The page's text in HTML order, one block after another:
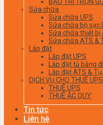
Sửa chữa
Sửa chữa UPS
Sửa chữa bộ sạc
Sửa chữa thiết bị
Sửa chữa ATS &
Lắp đặt
Lắp đặt UPS
Lắp đặt tủ bảng
Lắp đặt ATS &
DỊCH VỤ CHO THUÊ UPS
THUÊ UPS
THUÊ ẮC QUY
Tin tức
Liên hệ